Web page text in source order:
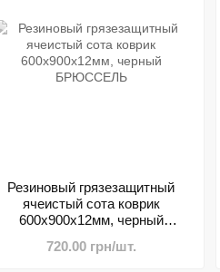
Резиновый грязезащитный
ячеистый сота коврик
600х900х12мм, черный
720.00 грн/шт.